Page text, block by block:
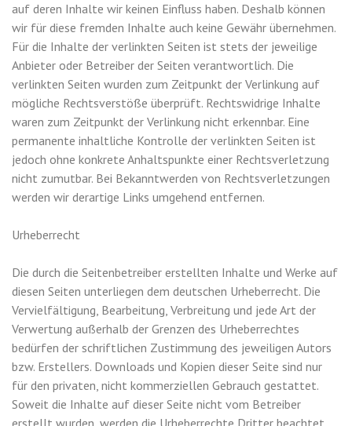
auf deren Inhalte wir keinen Einfluss haben. Deshalb können
wir für diese fremden Inhalte auch keine Gewähr übernehmen.
Für die Inhalte der verlinkten Seiten ist stets der jeweilige
Anbieter oder Betreiber der Seiten verantwortlich. Die
verlinkten Seiten wurden zum Zeitpunkt der Verlinkung auf
mögliche Rechtsverstöße überprüft. Rechtswidrige Inhalte
waren zum Zeitpunkt der Verlinkung nicht erkennbar. Eine
permanente inhaltliche Kontrolle der verlinkten Seiten ist
jedoch ohne konkrete Anhaltspunkte einer Rechtsverletzung
nicht zumutbar. Bei Bekanntwerden von Rechtsverletzungen
werden wir derartige Links umgehend entfernen.
Urheberrecht
Die durch die Seitenbetreiber erstellten Inhalte und Werke auf
diesen Seiten unterliegen dem deutschen Urheberrecht. Die
Vervielfältigung, Bearbeitung, Verbreitung und jede Art der
Verwertung außerhalb der Grenzen des Urheberrechtes
bedürfen der schriftlichen Zustimmung des jeweiligen Autors
bzw. Erstellers. Downloads und Kopien dieser Seite sind nur
für den privaten, nicht kommerziellen Gebrauch gestattet.
Soweit die Inhalte auf dieser Seite nicht vom Betreiber
erstellt wurden, werden die Urheberrechte Dritter beachtet.